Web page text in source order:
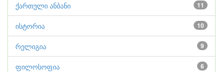
11
ქართული ანბანი
10
ისტორია
9
რელიგია
6
ფილოსოფია